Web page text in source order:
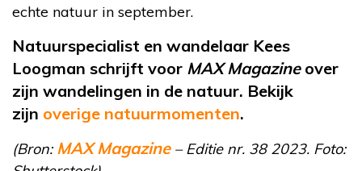
echte natuur in september.
Natuurspecialist en wandelaar Kees
Loogman schrijft voor MAX Magazineover
zijn wandelingen in de natuur. Bekijk
zijn overige natuurmomenten.
(Bron: MAX Magazine– Editie nr. 38 2023. Foto: